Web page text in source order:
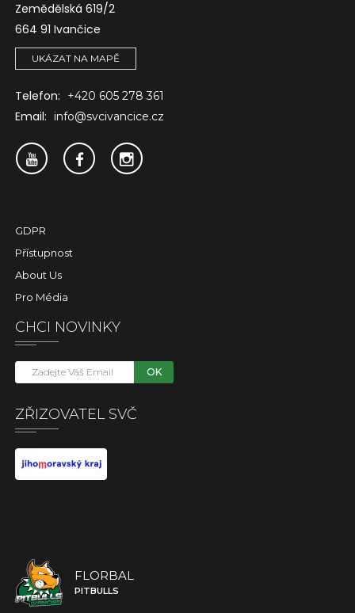
Zemědělská 619/2
664 91 Ivančice
UKÁZAT NA MAPĚ
Telefon: +420 605 278 361
Email: info@svcivancice.cz
GDPR
Přístupnost
About Us
Pro Média
CHCI NOVINKY
OK
ZŘIZOVATEL SVČ
FLORBAL
PITBULLS